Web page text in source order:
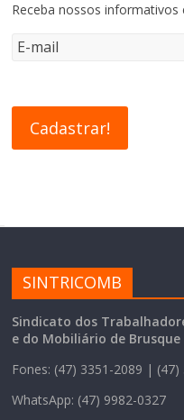
Receba nossos informativos
SINTRICOMB
Sindicato dos
e do Mobiliário de Brusque
Fones: (47) 3351-2089 | (47)
WhatsApp: (47) 9982-0327